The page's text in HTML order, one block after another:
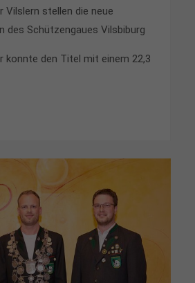
Vilslern stellen die neue
des Schützengaues Vilsbiburg
konnte den Titel mit einem 22,3